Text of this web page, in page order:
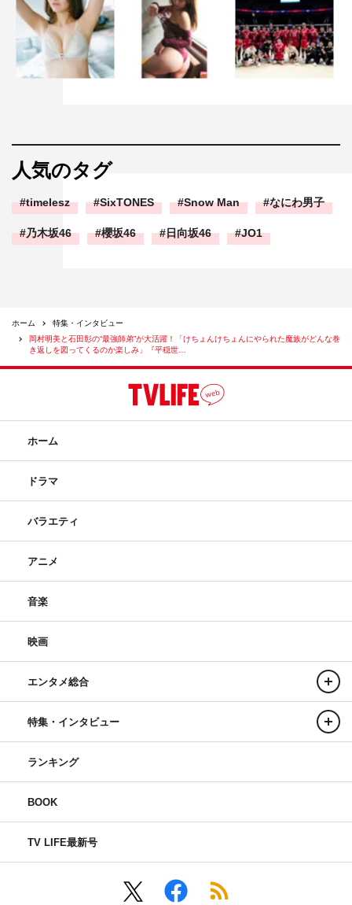
人気のタグ
timelesz SixTONES Snow Man なにわ男子
乃木坂46 櫻坂46 日向坂46 JO1
ホーム
特集・インタビュー
岡村明美と石田彰の“最強師弟”が大活躍！「けちょんけちょんにやられた魔族がどんな巻
き返しを図ってくるのか楽しみ」『平穏世…
ホーム
ドラマ
バラエティ
アニメ
音楽
映画
エンタメ総合
特集・インタビュー
ランキング
BOOK
TV LIFE最新号